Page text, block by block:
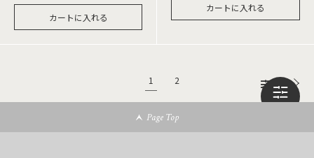
カートに入れる
カートに入れる
1 2
Page Top